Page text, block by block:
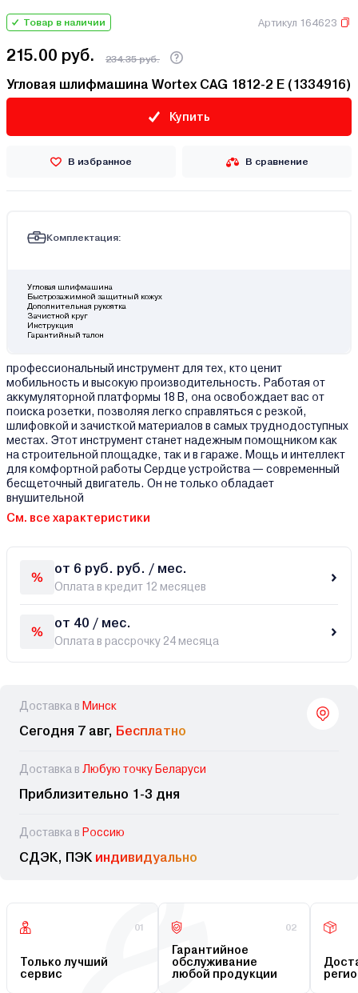
Товар в наличии Артикул 164623
215.00 руб. 234.35 руб.
Угловая шлифмашина Wortex CAG 1812-2 E (1334916)
Купить
В избранное В сравнение
Комплектация:
Угловая шлифмашина
Быстрозажимной защитный кожух
Дополнительная рукоятка
Зачистной круг
Инструкция
Гарантийный талон
профессиональный инструмент для тех, кто ценит
мобильность и высокую производительность. Работая от
аккумуляторной платформы 18 В, она освобождает вас от
поиска розетки, позволяя легко справляться с резкой,
шлифовкой и зачисткой материалов в самых труднодоступных
местах. Этот инструмент станет надежным помощником как
на строительной площадке, так и в гараже. Мощь и интеллект
для комфортной работы Сердце устройства — современный
бесщеточный двигатель. Он не только обладает
внушительной
См. все характеристики
от 6 руб. руб. / мес.
Оплата в кредит 12 месяцев
от 40 / мес.
Оплата в рассрочку 24 месяца
Доставка в Минск
Сегодня 7 авг, Бесплатно
Доставка в Любую точку Беларуси
Приблизительно 1-3 дня
Доставка в Россию
СДЭК, ПЭК индивидуально
01
Только лучший
сервис
02
Гарантийное
обслуживание
любой продукции